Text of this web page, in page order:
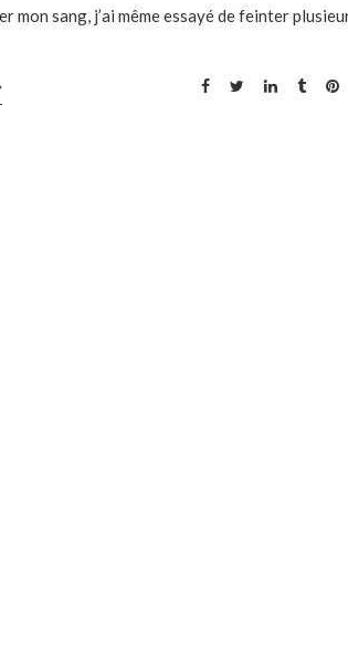
mon sang, j’ai même essayé de feinter